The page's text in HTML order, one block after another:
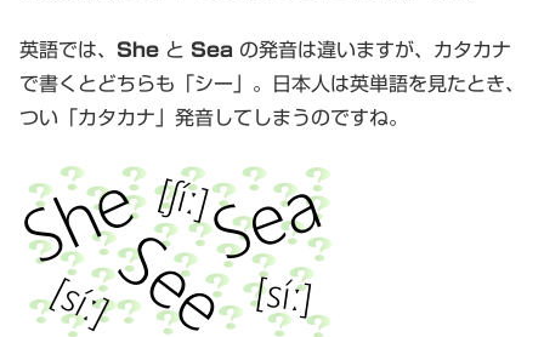
英語では、 She と Sea の発音は違いますが、カタカナ
で書くとどちらも「シー」。日本人は英単語を見たとき、
つい「カタカナ」発音してしまうのですね。